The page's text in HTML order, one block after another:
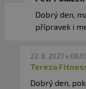
Dobrý den,
přípravek i
22. 8. 2023 v
Tereza
Dobrý den,